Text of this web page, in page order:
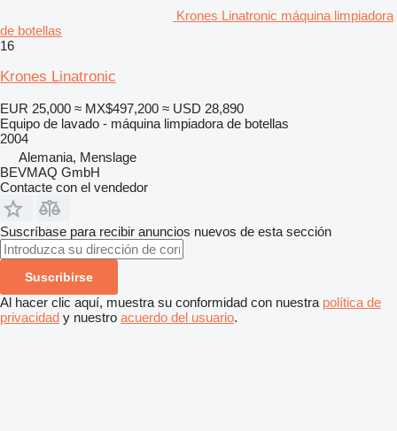
Krones Linatronic máquina limpiadora
de botellas
16
Krones Linatronic
EUR 25,000 ≈ MX$497,200 ≈ USD 28,890
Equipo de lavado - máquina limpiadora de botellas
2004
Alemania, Menslage
BEVMAQ GmbH
Contacte con el vendedor
Suscríbase para recibir anuncios nuevos de esta sección
Suscribirse
Al hacer clic aquí, muestra su conformidad con nuestra política de
privacidad y nuestro acuerdo del usuario.